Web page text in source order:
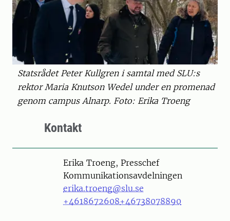
Statsrådet Peter Kullgren i samtal med SLU:s
rektor Maria Knutson Wedel under en promenad
genom campus Alnarp. Foto: Erika Troeng
Kontakt
PersonErika Troeng, Presschef
Kommunikationsavdelningen
erika.troeng@slu.se
+4618672608+46738078890